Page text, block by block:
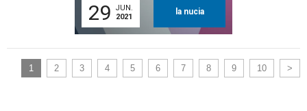
29
JUN.
2021
la nucia
1 2 3 4 5 6 7 8 9 10 >